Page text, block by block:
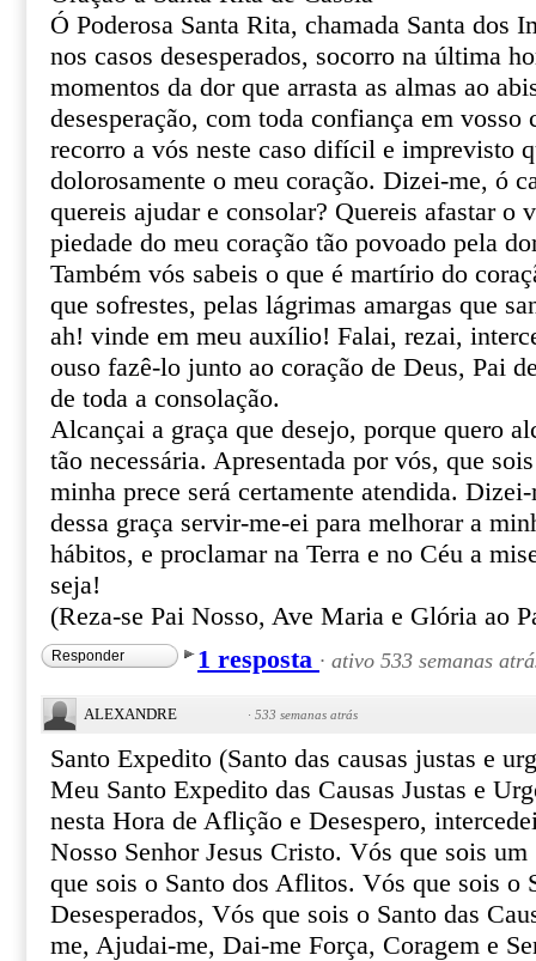
Ó Poderosa Santa Rita, chamada Santa dos
nos casos desesperados, socorro na última
momentos da dor que arrasta as almas ao
desesperação, com toda confiança em vosso
recorro a vós neste caso difícil e imprevisto
dolorosamente o meu coração. Dizei-me, ó
quereis ajudar e consolar? Quereis afastar o
piedade do meu coração tão povoado pela
Também vós sabeis o que é martírio do
que sofrestes, pelas lágrimas amargas que
ah! vinde em meu auxílio! Falai, rezai,
ouso fazê-lo junto ao coração de Deus, Pai
de toda a consolação.
Alcançai a graça que desejo, porque quero
tão necessária. Apresentada por vós, que
minha prece será certamente atendida.
dessa graça servir-me-ei para melhorar a
hábitos, e proclamar na Terra e no Céu a
seja!
(Reza-se Pai Nosso, Ave Maria e Glória ao
Responder 1 resposta · ativo 533 semanas
ALEXANDRE · 533 semanas atrás
Santo Expedito (Santo das causas justas e
Meu Santo Expedito das Causas Justas e
nesta Hora de Aflição e Desespero,
Nosso Senhor Jesus Cristo. Vós que sois
que sois o Santo dos Aflitos. Vós que sois o
Desesperados, Vós que sois o Santo das
me, Ajudai-me, Dai-me Força, Coragem e